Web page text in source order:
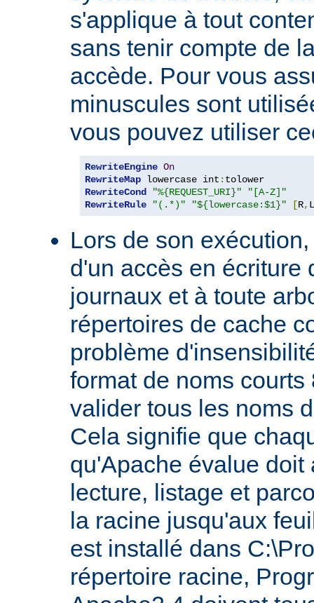
s'applique à tout
sans tenir compte de
accède. Pour vous
minuscules sont
vous pouvez utiliser
RewriteEngine On
RewriteMap lowercase int :
RewriteCond
"%{REQUEST_URI}"
"[A-Z]"
RewriteRule
"(.*)" "${lowercase:$1}" [R, L
Lors de son
d'un accès en écriture
journaux et à toute
répertoires de cache
problème
format de noms courts
valider tous les noms
Cela signifie que
qu'Apache évalue doit
lecture, listage et
la racine jusqu'aux
est installé dans
répertoire racine,